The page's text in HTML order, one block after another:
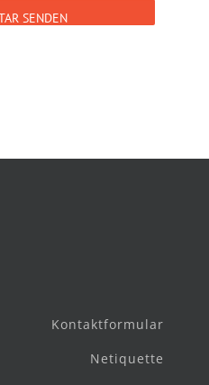
Kontaktformular
Netiquette